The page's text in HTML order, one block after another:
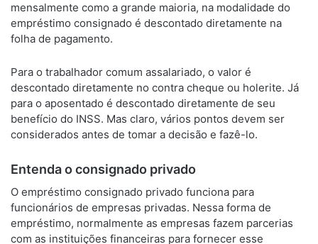
mensalmente como a grande maioria, na modalidade do
empréstimo consignado é descontado diretamente na
folha de pagamento.
Para o trabalhador comum assalariado, o valor é
descontado diretamente no contra cheque ou holerite. Já
para o aposentado é descontado diretamente de seu
benefício do INSS. Mas claro, vários pontos devem ser
considerados antes de tomar a decisão e fazê-lo.
Entenda o consignado privado
O empréstimo consignado privado funciona para
funcionários de empresas privadas. Nessa forma de
empréstimo, normalmente as empresas fazem parcerias
com as instituições financeiras para fornecer esse